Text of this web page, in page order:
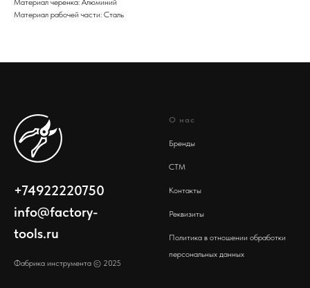
Материал черенка: Алюминий
Материал рабочей части: Сталь
+74922220750
info@factory-
tools.ru
Фабрика инструмента © 2025
О нас
Бренды
СТМ
Контакты
Реквизиты
Политика в отношении обработки
персональных данных